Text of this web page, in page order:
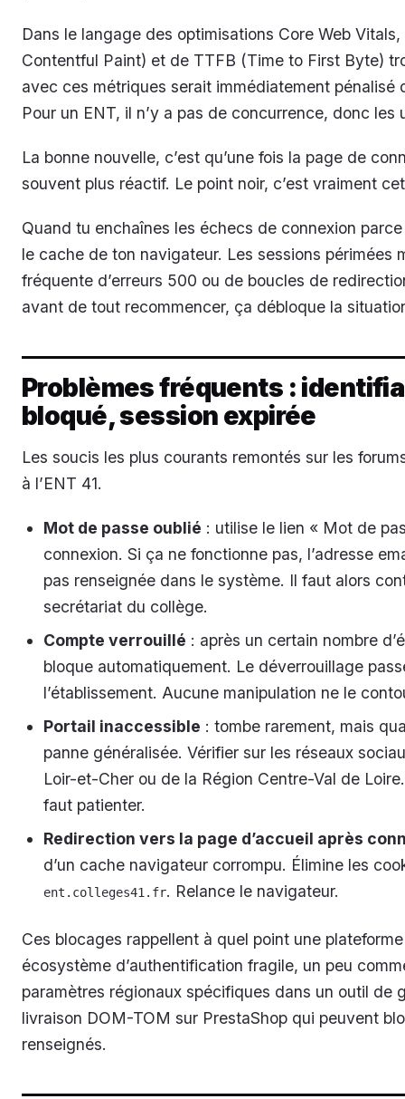
Dans le langage des optimisations Core Web
Contentful Paint) et de TTFB (Time to First Byte)
avec ces métriques serait immédiatement pénalisé
Pour un ENT, il n’y a pas de concurrence, donc les
La bonne nouvelle, c’est qu’une fois la page de
souvent plus réactif. Le point noir, c’est vraiment
Quand tu enchaînes les échecs de connexion
le cache de ton navigateur. Les sessions périmées
fréquente d’erreurs 500 ou de boucles de
avant de tout recommencer, ça débloque la
Problèmes fréquents :
bloqué, session expirée
Les soucis les plus courants remontés sur les
à l’ENT 41.
Mot de passe oublié : utilise le lien « Mot de
connexion. Si ça ne fonctionne pas, l’adresse
pas renseignée dans le système. Il faut alors
secrétariat du collège.
Compte verrouillé : après un certain nombre
bloque automatiquement. Le déverrouillage
l’établissement. Aucune manipulation ne le
Portail inaccessible : tombe rarement, mais
panne généralisée. Vérifier sur les réseaux
Loir-et-Cher ou de la Région Centre-Val de
faut patienter.
Redirection vers la page d’accueil après
d’un cache navigateur corrompu. Élimine les
ent.colleges41.fr. Relance le navigateur.
Ces blocages rappellent à quel point une
écosystème d’authentification fragile, un peu
paramètres régionaux spécifiques dans un outil de
livraison DOM-TOM sur PrestaShop qui peuvent
renseignés.